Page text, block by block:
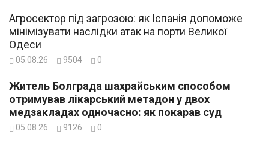
Агросектор під загрозою: як Іспанія допоможе
мінімізувати наслідки атак на порти Великої
Одеси
05.08.26 9504 0
Житель Болграда шахрайським способом
отримував лікарський метадон у двох
медзакладах одночасно: як покарав суд
05.08.26 9126 0